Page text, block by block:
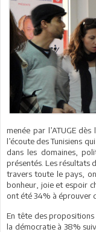
menée par l’ATUGE
l’écoute des Tunisiens
dans les domaines,
présentés. Les résultats
travers toute le pays,
bonheur, joie et espoir
ont été 34% à éprouver
En tête des
la démocratie à 38%